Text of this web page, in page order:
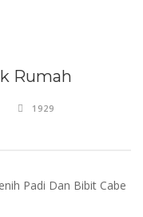
Rumah
1929